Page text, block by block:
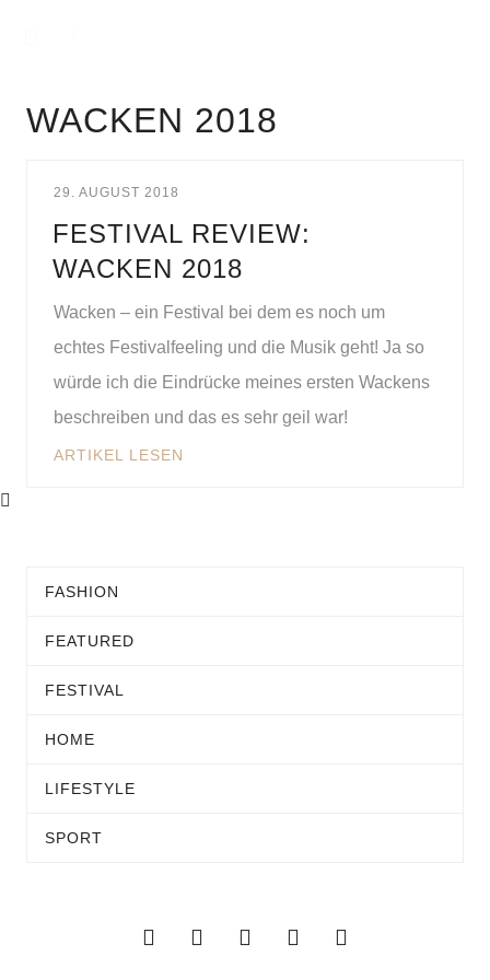
WACKEN 2018
29. AUGUST 2018
FESTIVAL REVIEW:
WACKEN 2018
Wacken – ein Festival bei dem es noch um
echtes Festivalfeeling und die Musik geht! Ja so
würde ich die Eindrücke meines ersten Wackens
beschreiben und das es sehr geil war!
ARTIKEL LESEN
FASHION
FEATURED
FESTIVAL
HOME
LIFESTYLE
SPORT